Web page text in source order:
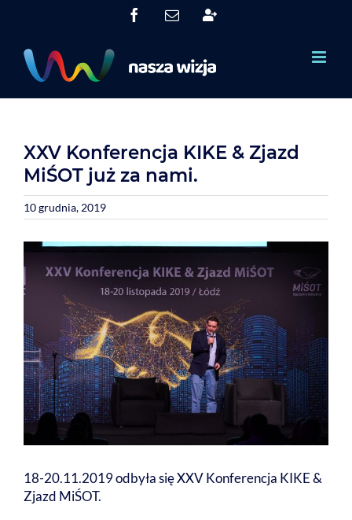
FacebookEmailSystem
(SOP)
XXV Konferencja KIKE & Zjazd
MiŚOT już za nami.
10 grudnia, 2019
View
Larger
Image
18-20.11.2019 odbyła się XXV Konferencja KIKE &
Zjazd MiŚOT.